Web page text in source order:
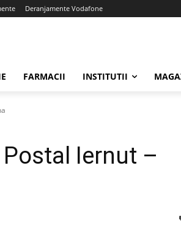
Deranjamente Vodafone
FARMACII INSTITUTII
Iernut –